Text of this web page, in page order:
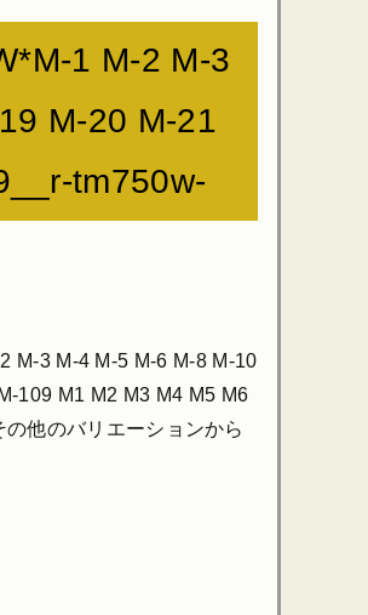
1 M-2 M-3
M-20 M-21
tm750w-
M-3 M-4 M-5 M-6 M-8 M-10
109 M1 M2 M3 M4 M5 M6
他のバリエーションから